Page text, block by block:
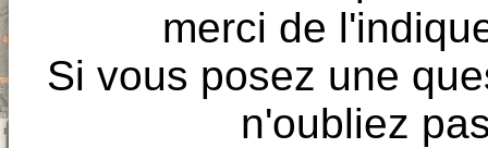
merci de
Si vous posez une
n'oubliez